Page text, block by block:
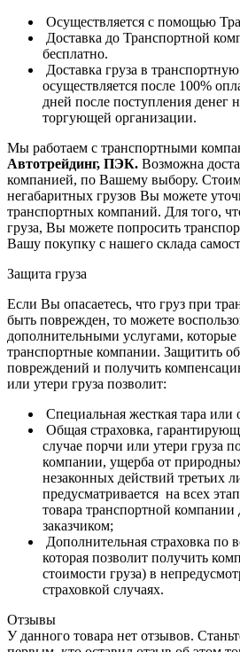
Осуществляется с помощью
Доставка до Транспортной
бесплатно.
Доставка груза в
осуществляется после 100%
дней после поступления денег
торгующей организации.
Мы работаем с транспортными
Автотрейдинг, ПЭК. Возможна
компанией, по Вашему выбору.
негабаритных грузов Вы можете
транспортных компаний. Для того,
груза, Вы можете попросить
Вашу покупку с нашего склада
Защита груза
Если Вы опасаетесь, что груз при
быть поврежден, то можете
дополнительными услугами, которые
транспортные компании. Защитить
повреждений и получить
или утери груза позволит:
Специальная жесткая тара или
Общая страховка,
случае порчи или утери груза
компании, ущерба от
незаконных действий третьих
предусматривается на всех
товара транспортной компании
заказчиком;
Дополнительная страховка по
которая позволит получить
стоимости груза) в
страховкой случаях.
Отзывы
У данного товара нет отзывов.